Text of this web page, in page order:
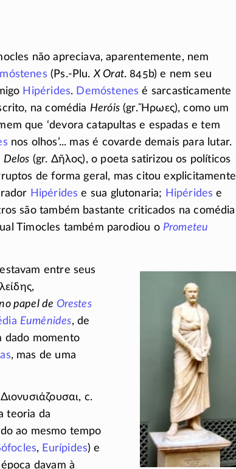
não apreciava, aparentemente, nem
( Ps.-Plu.X Orat. 845b) e nem seu
Hipérides. Demóstenes é sarcasticamente
na comédia Heróis(gr.Ἥρωες), como um
que ‘devora catapultas e espadas e tem
nos olhos’... mas é covarde demais para lutar.
Delos (gr. Δῆλος), o poeta satirizou os políticos
de forma geral, mas citou explicitamente
Hipérides e sua glutonaria; Hipérides e
são também bastante criticados na comédia
Timocles também parodiou o Prometeu
entre seus
,
papel de Orestes
Eumênides, de
dado momento
, mas de uma
Διονυσιάζουσαι, c.
teoria da
ao mesmo tempo
, Eurípides) e
davam à